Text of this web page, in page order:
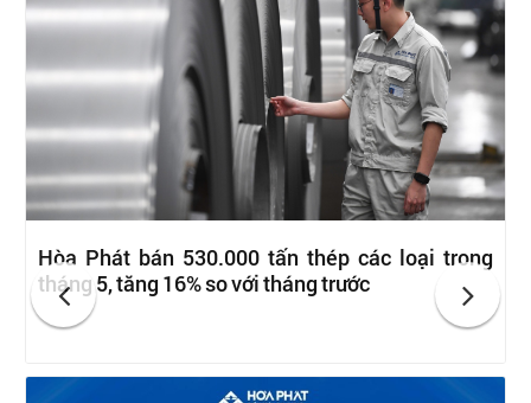
Hòa Phát bán 530.000 tấn thép các loại trong
tháng 5, tăng 16% so với tháng trước